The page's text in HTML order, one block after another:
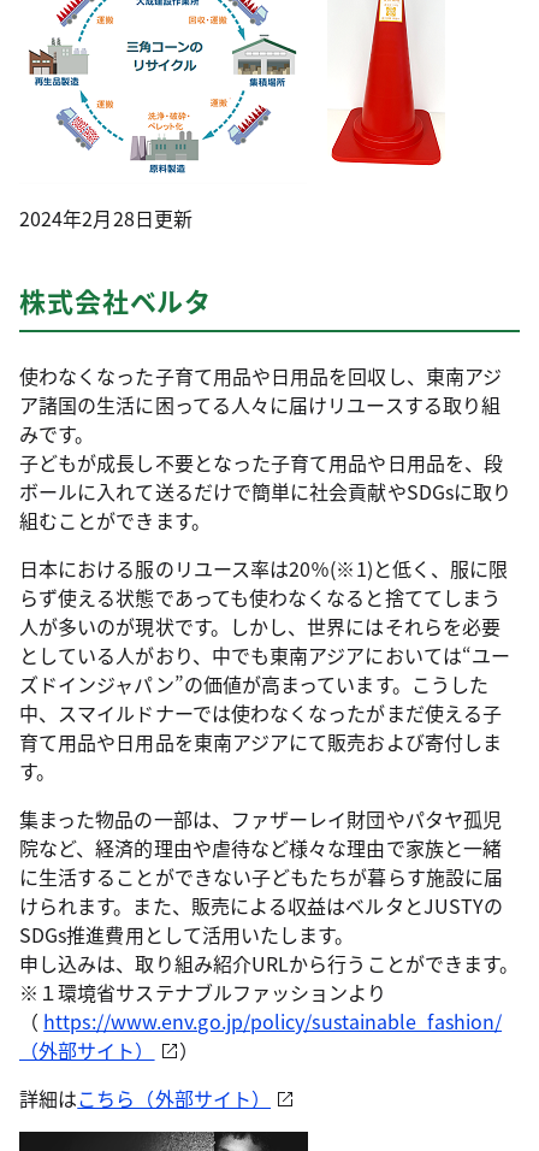
2024年2月28日更新
株式会社ベルタ
使わなくなった子育て用品や日用品を回収し、東南アジ
ア諸国の生活に困ってる人々に届けリユースする取り組
みです。
子どもが成長し不要となった子育て用品や日用品を、段
ボールに入れて送るだけで簡単に社会貢献やSDGsに取り
組むことができます。
日本における服のリユース率は20％(※1)と低く、服に限
らず使える状態であっても使わなくなると捨ててしまう
人が多いのが現状です。しかし、世界にはそれらを必要
としている人がおり、中でも東南アジアにおいては“ユー
ズドインジャパン”の価値が高まっています。こうした
中、スマイルドナーでは使わなくなったがまだ使える子
育て用品や日用品を東南アジアにて販売および寄付しま
す。
集まった物品の一部は、ファザーレイ財団やパタヤ孤児
院など、経済的理由や虐待など様々な理由で家族と一緒
に生活することができない子どもたちが暮らす施設に届
けられます。また、販売による収益はベルタとJUSTYの
SDGs推進費用として活用いたします。
申し込みは、取り組み紹介URLから行うことができます。
※１環境省サステナブルファッションより
（ https://www.env.go.jp/policy/sustainable_fashion/
（外部サイト）
）
詳細はこちら（外部サイト）